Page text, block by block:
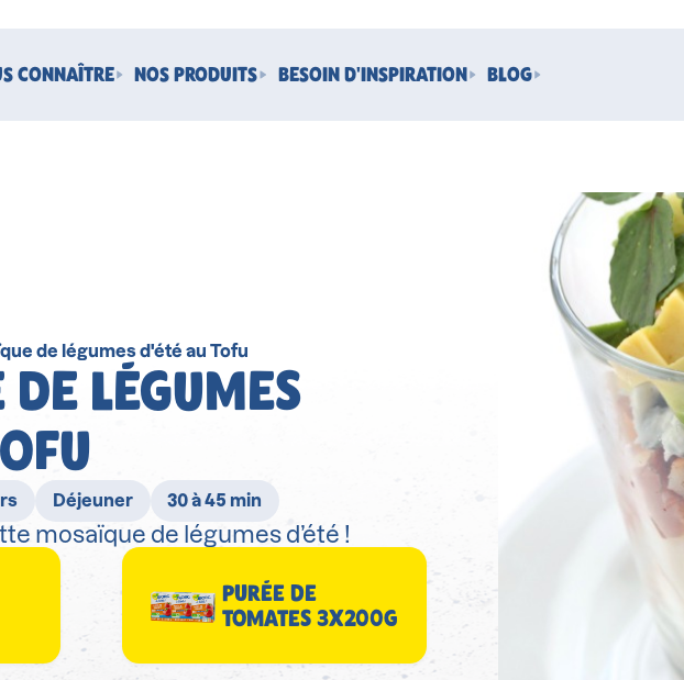
CONNAÎTRE NOS PRODUITS BESOIN D'INSPIRATION BLOG
de légumes d'été au Tofu
LÉGUMES
Déjeuner 30 à 45 min
mosaïque de légumes d’été !
PURÉE DE
TOMATES 3X200G